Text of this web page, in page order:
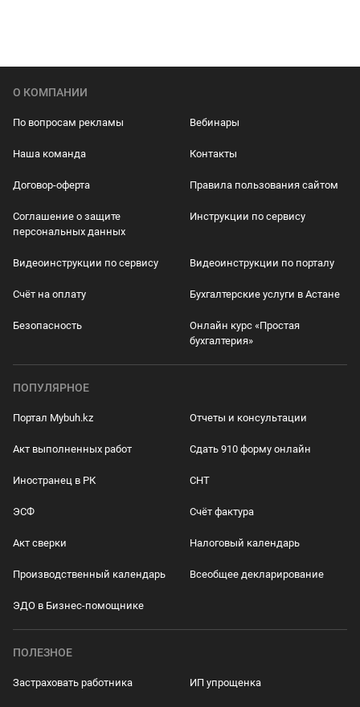
О КОМПАНИИ
По вопросам рекламы Вебинары
Наша команда Контакты
Договор-оферта Правила пользования сайтом
Соглашение о защите
персональных данных
Инструкции по сервису
Видеоинструкции по сервису Видеоинструкции по порталу
Счёт на оплату Бухгалтерские услуги в Астане
Безопасность
Онлайн курс «Простая
бухгалтерия»
ПОПУЛЯРНОЕ
Портал Mybuh.kz Отчеты и консультации
Акт выполненных работ Сдать 910 форму онлайн
Иностранец в РК СНТ
ЭСФ Счёт фактура
Акт сверки Налоговый календарь
Производственный календарь Всеобщее декларирование
ЭДО в Бизнес-помощнике
ПОЛЕЗНОЕ
Застраховать работника ИП упрощенка